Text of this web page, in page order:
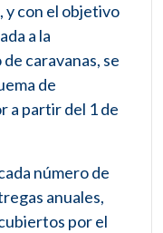
y con el objetivo
a la
caravanas, se
de
a partir del 1 de
número de
anuales,
por el